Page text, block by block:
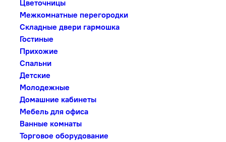
Цветочницы
Межкомнатные перегородки
Складные двери гармошка
Гостиные
Прихожие
Спальни
Детские
Молодежные
Домашние кабинеты
Мебель для офиса
Ванные комнаты
Торговое оборудование